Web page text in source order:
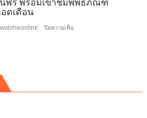
ดเดือน
ปิดความเห็น
ขวัญ